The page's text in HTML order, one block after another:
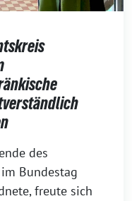
des
Bundestag
freute sich